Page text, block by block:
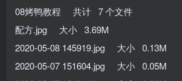
08烤鸭教程 共计 7 个文件
配方.jpg 大小 3.69M
2020-05-08 145919.jpg 大小 0.13M
2020-05-07 151604.jpg 大小 0.05M